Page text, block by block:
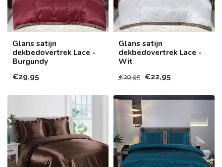
Glans satijn
dekbedovertrek Lace -
Burgundy
€29,95
Glans satijn
dekbedovertrek Lace -
Wit
€29,95 €22,95